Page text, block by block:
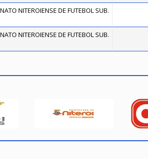
NITEROIENSE DE FUTEBOL SUB.
NITEROIENSE DE FUTEBOL SUB.